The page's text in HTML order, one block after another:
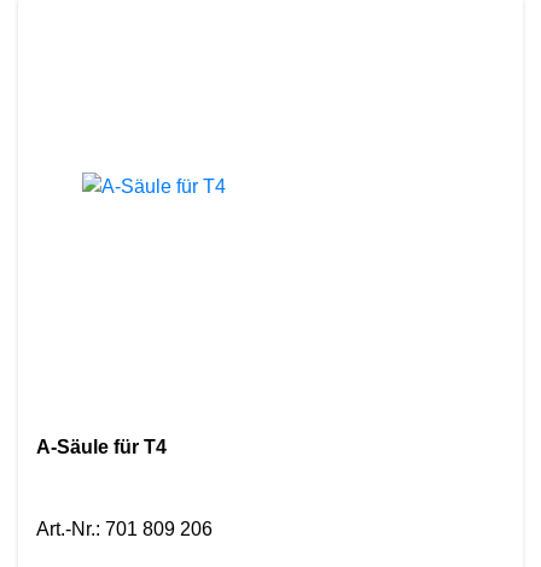
A-Säule für T4
Art.-Nr.: 701 809 206